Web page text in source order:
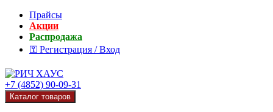
Прайсы
Акции
Распродажа
⚿ Регистрация / Вход
+7 (4852) 90-09-31
Каталог товаров